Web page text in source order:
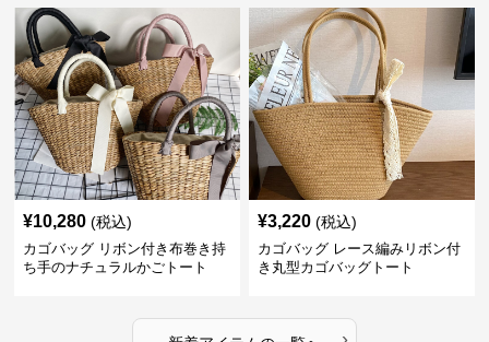
¥10,280 (税込)
カゴバッグ リボン付き布巻き持
ち手のナチュラルかごトート
¥3,220 (税込)
カゴバッグ レース編みリボン付
き丸型カゴバッグトート